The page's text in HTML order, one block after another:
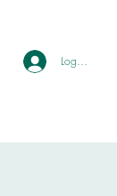
Logga in